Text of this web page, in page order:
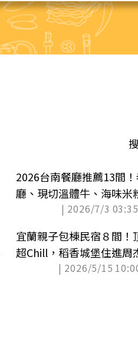
2026台南餐廳推薦13間
廳、現切溫體牛、海味米
| 2026/7/3
宜蘭親子包棟民宿８間！
超Chill，稻香城堡住進周
| 2026/5/15